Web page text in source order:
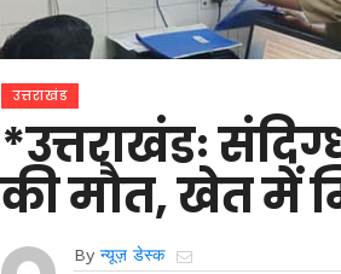
उत्तराखंड
*उत्तराखंडः
की मौत, खेत में
By न्यूज़ डेस्क